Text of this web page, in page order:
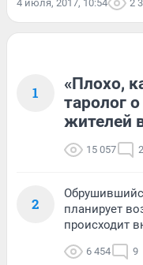
4 июля, 2017, 10:54 2
1
«Плохо,
таролог
жителей
15 057
2
планирует
происходит
6 454 9